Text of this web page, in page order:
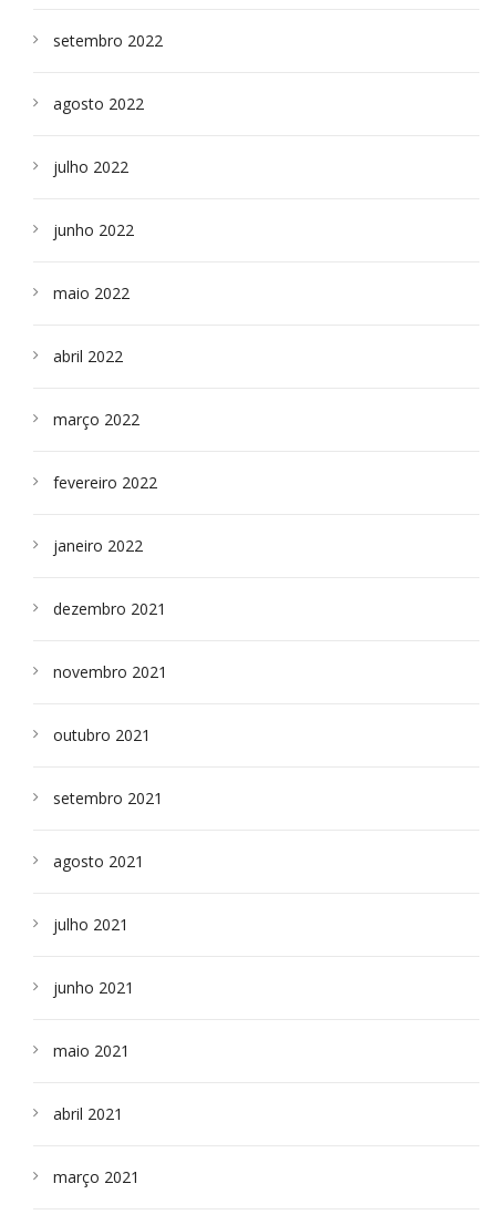
setembro 2022
agosto 2022
julho 2022
junho 2022
maio 2022
abril 2022
março 2022
fevereiro 2022
janeiro 2022
dezembro 2021
novembro 2021
outubro 2021
setembro 2021
agosto 2021
julho 2021
junho 2021
maio 2021
abril 2021
março 2021